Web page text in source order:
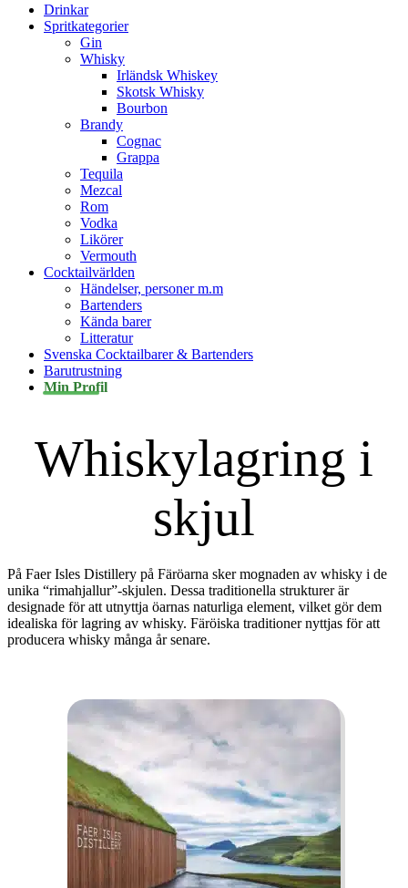
Drinkar
Spritkategorier
Gin
Whisky
Irländsk Whiskey
Skotsk Whisky
Bourbon
Brandy
Cognac
Grappa
Tequila
Mezcal
Rom
Vodka
Likörer
Vermouth
Cocktailvärlden
Händelser, personer m.m
Bartenders
Kända barer
Litteratur
Svenska Cocktailbarer & Bartenders
Barutrustning
Min Profil
Whiskylagring i
skjul
På Faer Isles Distillery på Färöarna sker mognaden av whisky i de
unika “rimahjallur”-skjulen. Dessa traditionella strukturer är
designade för att utnyttja öarnas naturliga element, vilket gör dem
idealiska för lagring av whisky. Färöiska traditioner nyttjas för att
producera whisky många år senare.